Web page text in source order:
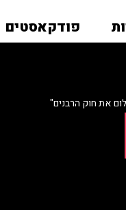
פודקאסטים
את חוק הרבנים"